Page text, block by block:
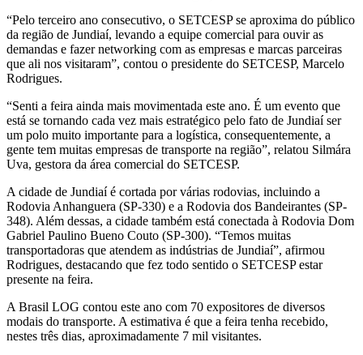
“Pelo terceiro ano consecutivo, o SETCESP se aproxima do público
da região de Jundiaí, levando a equipe comercial para ouvir as
demandas e fazer networking com as empresas e marcas parceiras
que ali nos visitaram”, contou o presidente do SETCESP, Marcelo
Rodrigues.
“Senti a feira ainda mais movimentada este ano. É um evento que
está se tornando cada vez mais estratégico pelo fato de Jundiaí ser
um polo muito importante para a logística, consequentemente, a
gente tem muitas empresas de transporte na região”, relatou Silmára
Uva, gestora da área comercial do SETCESP.
A cidade de Jundiaí é cortada por várias rodovias, incluindo a
Rodovia Anhanguera (SP-330) e a Rodovia dos Bandeirantes (SP-
348). Além dessas, a cidade também está conectada à Rodovia Dom
Gabriel Paulino Bueno Couto (SP-300). “Temos muitas
transportadoras que atendem as indústrias de Jundiaí”, afirmou
Rodrigues, destacando que fez todo sentido o SETCESP estar
presente na feira.
A Brasil LOG contou este ano com 70 expositores de diversos
modais do transporte. A estimativa é que a feira tenha recebido,
nestes três dias, aproximadamente 7 mil visitantes.